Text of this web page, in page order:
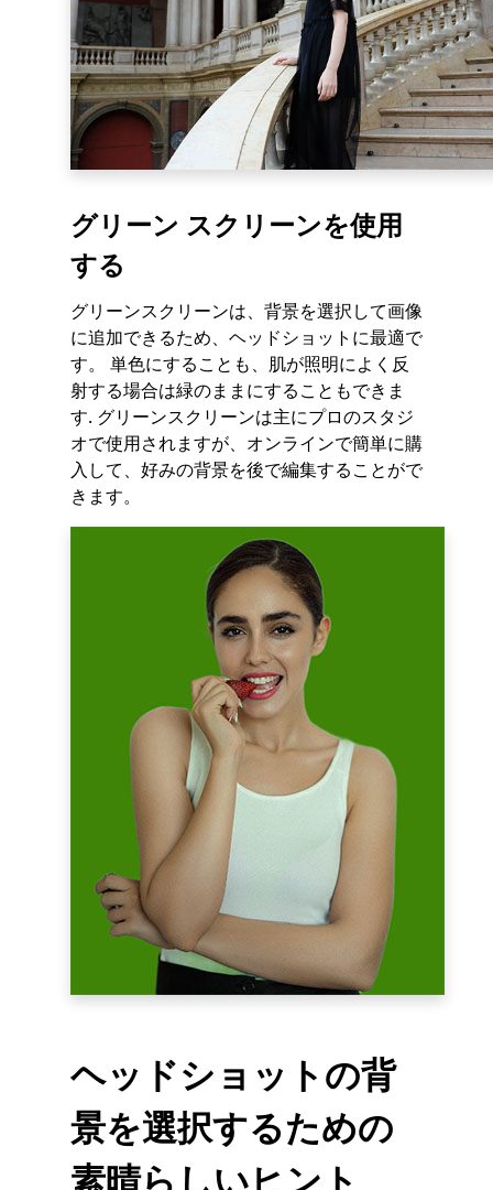
グリーン スクリーンを使用
する
グリーンスクリーンは、背景を選択して画像
に追加できるため、ヘッドショットに最適で
す。 単色にすることも、肌が照明によく反
射する場合は緑のままにすることもできま
す. グリーンスクリーンは主にプロのスタジ
オで使用されますが、オンラインで簡単に購
入して、好みの背景を後で編集することがで
きます。
ヘッドショットの背
景を選択するための
素晴らしいヒント